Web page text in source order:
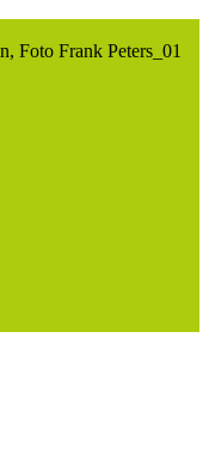
Foto Frank Peters_01